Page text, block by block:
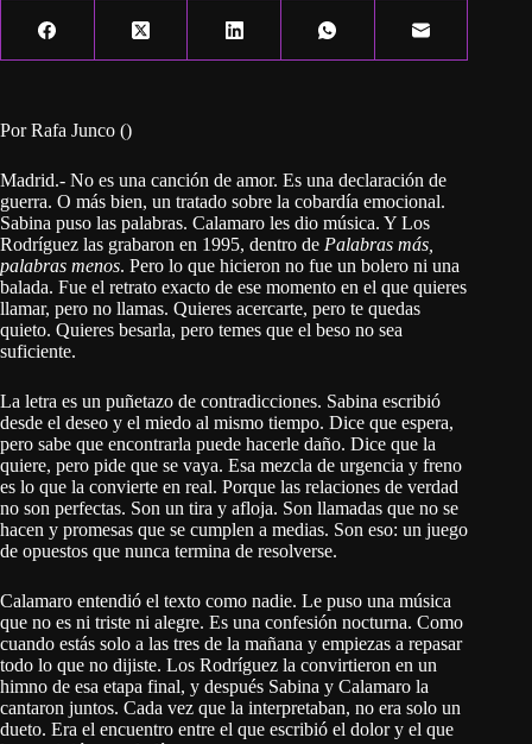
Por Rafa Junco ()
Madrid.- No es una canción de amor. Es una declaración de
guerra. O más bien, un tratado sobre la cobardía emocional.
Sabina puso las palabras. Calamaro les dio música. Y Los
Rodríguez las grabaron en 1995, dentro de Palabras más,
palabras menos. Pero lo que hicieron no fue un bolero ni una
balada. Fue el retrato exacto de ese momento en el que quieres
llamar, pero no llamas. Quieres acercarte, pero te quedas
quieto. Quieres besarla, pero temes que el beso no sea
suficiente.
La letra es un puñetazo de contradicciones. Sabina escribió
desde el deseo y el miedo al mismo tiempo. Dice que espera,
pero sabe que encontrarla puede hacerle daño. Dice que la
quiere, pero pide que se vaya. Esa mezcla de urgencia y freno
es lo que la convierte en real. Porque las relaciones de verdad
no son perfectas. Son un tira y afloja. Son llamadas que no se
hacen y promesas que se cumplen a medias. Son eso: un juego
de opuestos que nunca termina de resolverse.
Calamaro entendió el texto como nadie. Le puso una música
que no es ni triste ni alegre. Es una confesión nocturna. Como
cuando estás solo a las tres de la mañana y empiezas a repasar
todo lo que no dijiste. Los Rodríguez la convirtieron en un
himno de esa etapa final, y después Sabina y Calamaro la
cantaron juntos. Cada vez que la interpretaban, no era solo un
dueto. Era el encuentro entre el que escribió el dolor y el que